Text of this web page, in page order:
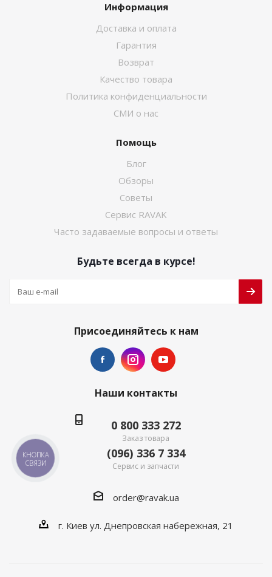
Информация
Доставка и оплата
Гарантия
Возврат
Качество товара
Политика конфиденциальности
СМИ о нас
Помощь
Блог
Обзоры
Советы
Сервис RAVAK
Часто задаваемые вопросы и ответы
Будьте всегда в курсе!
Присоединяйтесь к нам
Наши контакты
0 800 333 272
Заказ товара
(096) 336 7 334
Сервис и запчасти
order@ravak.ua
г. Киев ул. Днепровская набережная, 21
КНОПКА
СВЯЗИ